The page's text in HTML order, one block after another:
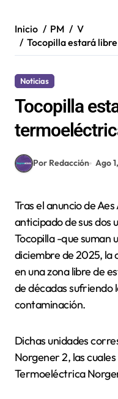
Inicio PM
V
Tocopilla estará
Noticias
Tocopilla
Por Redacción Ago
Tras el anuncio de Aes Andes que confirmó el retiro
anticipado de sus dos
Tocopilla -que suman
diciembre de 2025, la
en una zona libre de
de décadas sufriendo
contaminación.
Dichas unidades
Norgener 2, las
Termoeléctrica